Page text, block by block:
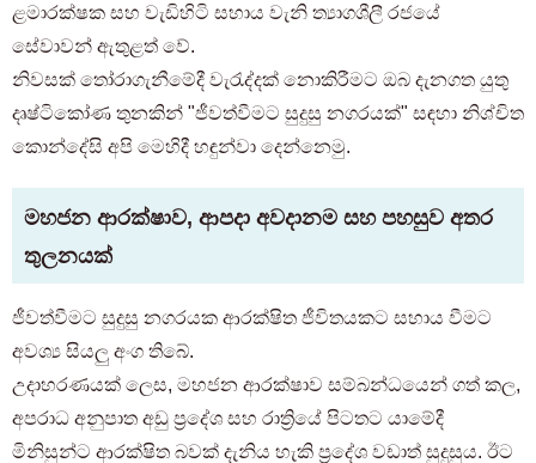
ළමාරක්ෂක සහ වැඩිහිටි සහාය වැනි ත්‍යාගශීලී රජයේ
සේවාවන් ඇතුළත් වේ.
නිවසක් තෝරාගැනීමේදී වැරැද්දක් නොකිරීමට ඔබ දැනගත යුතු
දෘෂ්ටිකෝණ තුනකින් "ජීවත්වීමට සුදුසු නගරයක්" සඳහා නිශ්චිත
කොන්දේසි අපි මෙහිදී හඳුන්වා දෙන්නෙමු.
මහජන ආරක්ෂාව, ආපදා අවදානම සහ පහසුව අතර
තුලනයක්
ජීවත්වීමට සුදුසු නගරයක ආරක්ෂිත ජීවිතයකට සහාය වීමට
අවශ්‍ය සියලු අංග තිබේ.
උදාහරණයක් ලෙස, මහජන ආරක්ෂාව සම්බන්ධයෙන් ගත් කල,
අපරාධ අනුපාත අඩු ප්‍රදේශ සහ රාත්‍රියේ පිටතට යාමේදී
මිනිසුන්ට ආරක්ෂිත බවක් දැනිය හැකි ප්‍රදේශ වඩාත් සුදුසුය. ඊට